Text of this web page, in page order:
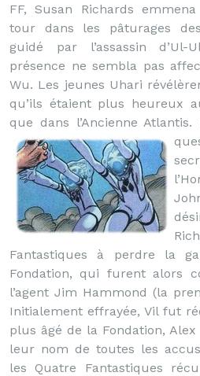
FF, Susan Richards
tour dans les pâturages
guidé par l’assassin
présence ne sembla pas
Wu. Les jeunes Uhari
qu’ils étaient plus heureux
que dans l’Ancienne Atlantis.
Fantastiques à perdre la
Fondation, qui furent alors
l’agent Jim Hammond (la
Initialement effrayée, Vil fut
plus âgé de la Fondation,
leur nom de toutes les
les Quatre Fantastiques